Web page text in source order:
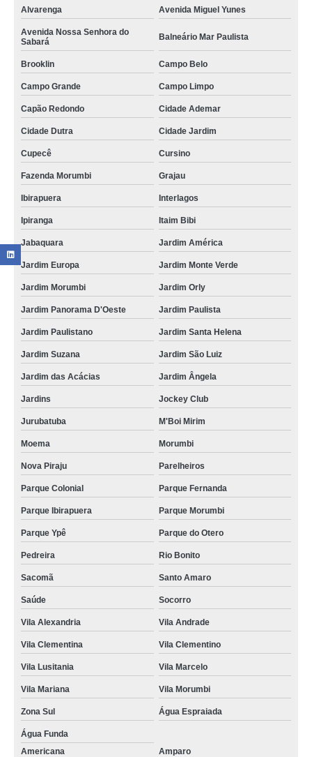
Alvarenga Avenida Miguel Yunes
Avenida Nossa Senhora do
Sabará
Balneário Mar Paulista
Brooklin Campo Belo
Campo Grande Campo Limpo
Capão Redondo Cidade Ademar
Cidade Dutra Cidade Jardim
Cupecê Cursino
Fazenda Morumbi Grajau
Ibirapuera Interlagos
Ipiranga Itaim Bibi
Jabaquara Jardim América
Jardim Europa Jardim Monte Verde
Jardim Morumbi Jardim Orly
Jardim Panorama D'Oeste Jardim Paulista
Jardim Paulistano Jardim Santa Helena
Jardim Suzana Jardim São Luiz
Jardim das Acácias Jardim Ângela
Jardins Jockey Club
Jurubatuba M'Boi Mirim
Moema Morumbi
Nova Piraju Parelheiros
Parque Colonial Parque Fernanda
Parque Ibirapuera Parque Morumbi
Parque Ypê Parque do Otero
Pedreira Rio Bonito
Sacomã Santo Amaro
Saúde Socorro
Vila Alexandria Vila Andrade
Vila Clementina Vila Clementino
Vila Lusitania Vila Marcelo
Vila Mariana Vila Morumbi
Zona Sul Água Espraiada
Água Funda
Americana
Amparo